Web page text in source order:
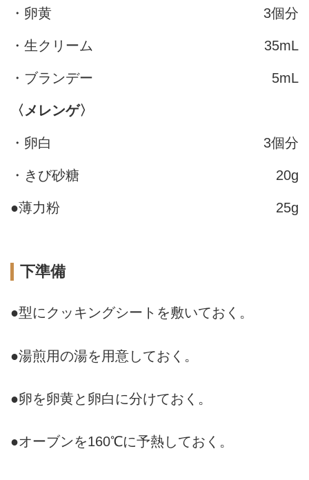
・卵黄 3個分
・生クリーム 35mL
・ブランデー 5mL
〈メレンゲ〉
・卵白 3個分
・きび砂糖 20g
●薄力粉 25g
下準備
●型にクッキングシートを敷いておく。
●湯煎用の湯を用意しておく。
●卵を卵黄と卵白に分けておく。
●オーブンを160℃に予熱しておく。